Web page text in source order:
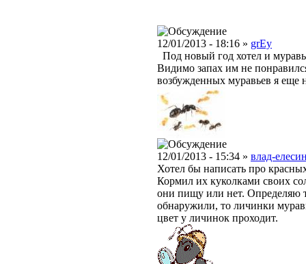
12/01/2013 - 18:16 » grEy
Под новый год хотел и
Видимо запах им не
возбужденных муравьев я еще
12/01/2013 - 15:34 » влад-
Хотел бы написать про
Кормил их куколками своих
они пищу или нет. Определяю
обнаружили, то личинки
цвет у личинок проходит.